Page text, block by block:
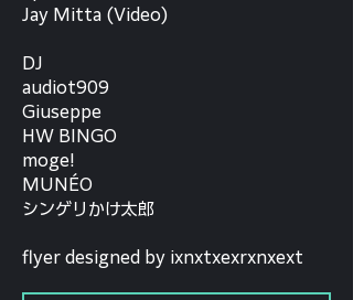
Jay Mitta (Video)
DJ
audiot909
Giuseppe
HW BINGO
moge!
MUNÉO
シンゲリかけ太郎
flyer designed by ixnxtxexrxnxext